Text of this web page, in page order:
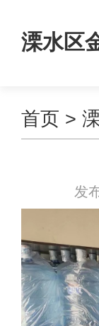
溧水区
首页 >
发